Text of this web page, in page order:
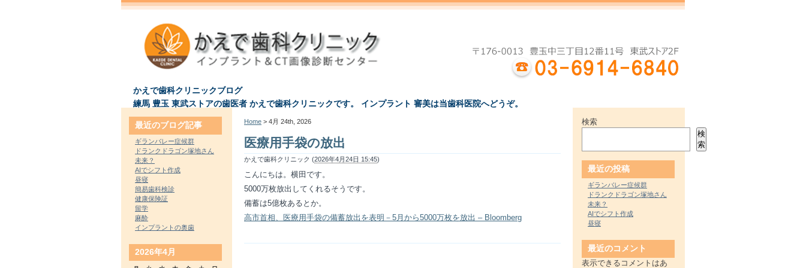
かえで歯科クリニックブログ
練馬 豊玉 東武ストアの歯医者 かえで歯科クリニックです。 インプラント 審美は当歯科医院へどうぞ。
Home > 4月 24th, 2026
医療用手袋の放出
かえで歯科クリニック (2026年4月24日 15:45)
こんにちは。横田です。
5000万枚放出してくれるそうです。
備蓄は5億枚あるとか。
高市首相、医療用手袋の備蓄放出を表明－5月から5000万枚を放出 – Bloomberg
最近のブログ記事
ギランバレー症候群
ドランクドラゴン塚地さん
未来？
AIでシフト作成
昼寝
簡易歯科検診
健康保険証
留学
麻酔
インプラントの奥歯
2026年4月
検索
検
索
最近の投稿
ギランバレー症候群
ドランクドラゴン塚地さん
未来？
AIでシフト作成
昼寝
最近のコメント
表示できるコメントはあ